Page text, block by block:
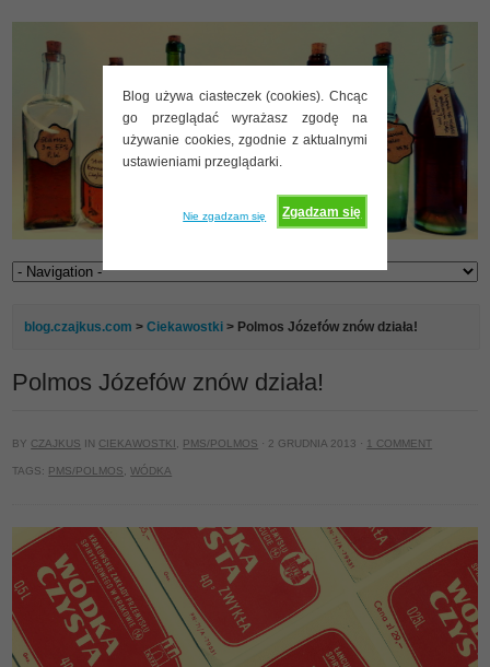
Blog używa ciasteczek (cookies). Chcąc
go przeglądać wyrażasz zgodę na
używanie cookies, zgodnie z aktualnymi
ustawieniami przeglądarki.
Zgadzam się
Nie zgadzam się
blog.czajkus.com >Ciekawostki > Polmos Józefów znów działa!
Polmos Józefów znów działa!
BY CZAJKUS IN CIEKAWOSTKI PMS/POLMOS · 2 GRUDNIA 2013 · 1 COMMENT
TAGS: PMS/POLMOS ,WÓDKA